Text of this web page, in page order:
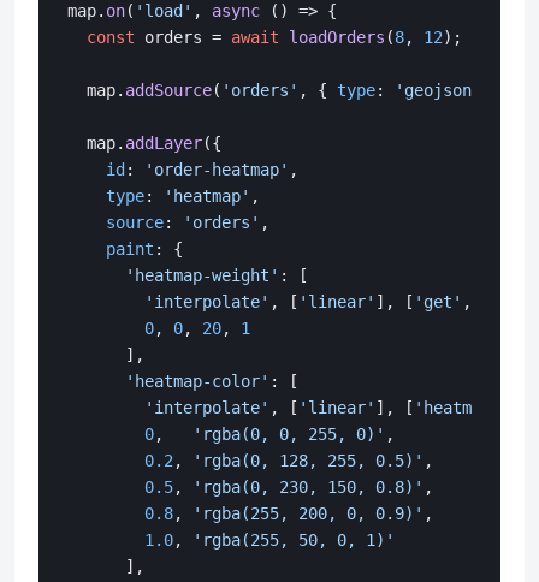
map. on( 'load' , async () => {
const orders = await loadOrders (8, 12);
  map.
addSource( 'orders' , { type: 'geojson'
  map.
addLayer({
id : 'order-heatmap' ,
type: 'heatmap' ,
source: 'orders' ,
paint : {
'heatmap-weight' : [
'interpolate' , [ 'linear' ], [ 'get' ,
0, 0, 20, 1
      ],
'heatmap-color' : [
'interpolate' , [ 'linear' ], [ 'heatmap-
0, 'rgba(0, 0, 255, 0)' ,
0.2, 'rgba(0, 128, 255, 0.5)' ,
0.5, 'rgba(0, 230, 150, 0.8)' ,
0.8, 'rgba(255, 200, 0, 0.9)' ,
1.0,
'rgba(255, 50, 0, 1)'
      ],